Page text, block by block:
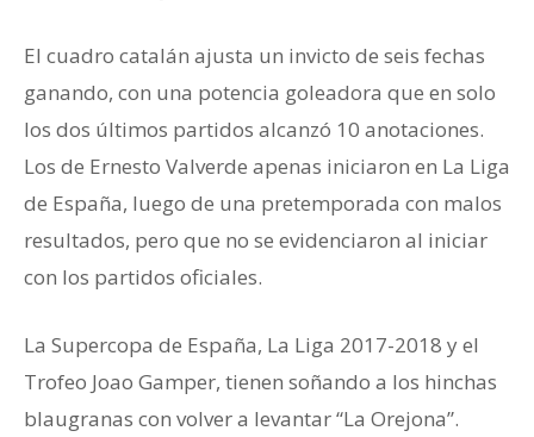
El cuadro catalán ajusta un invicto de seis fechas
ganando, con una potencia goleadora que en solo
los dos últimos partidos alcanzó 10 anotaciones.
Los de Ernesto Valverde apenas iniciaron en La Liga
de España, luego de una pretemporada con malos
resultados, pero que no se evidenciaron al iniciar
con los partidos oficiales.
La Supercopa de España, La Liga 2017-2018 y el
Trofeo Joao Gamper, tienen soñando a los hinchas
blaugranas con volver a levantar “La Orejona”.